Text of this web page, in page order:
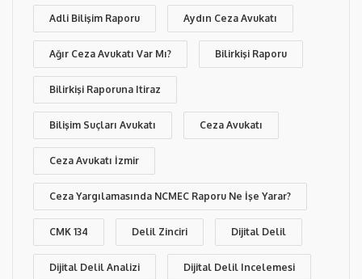
Adli Bilişim Raporu Aydın Ceza Avukatı
Ağır Ceza Avukatı Var Mı? Bilirkişi Raporu
Bilirkişi Raporuna Itiraz
Bilişim Suçları Avukatı Ceza Avukatı
Ceza Avukatı İzmir
Ceza Yargılamasında NCMEC Raporu Ne İşe Yarar?
CMK 134 Delil Zinciri Dijital Delil
Dijital Delil Analizi Dijital Delil Incelemesi